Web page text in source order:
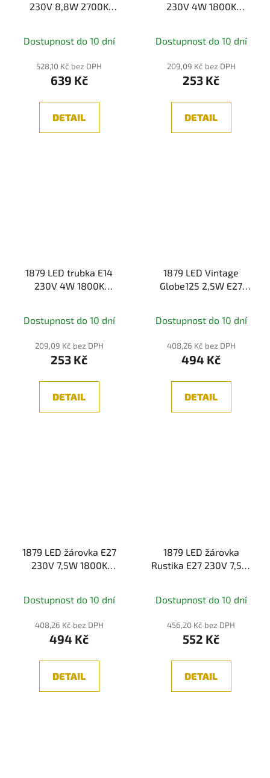
230V 8,8W 2700K
Dostupnost do 10 dní
528,10 Kč bez DPH
639 Kč
DETAIL
230V 4W 1800K
Dostupnost do 10 dní
209,09 Kč bez DPH
253 Kč
DETAIL
1879 LED trubka E14
230V 4W 1800K
Dostupnost do 10 dní
209,09 Kč bez DPH
253 Kč
DETAIL
1879 LED Vintage
Globe125 2,5W E27
Dostupnost do 10 dní
408,26 Kč bez DPH
494 Kč
DETAIL
1879 LED žárovka E27
230V 7,5W 1800K
Dostupnost do 10 dní
408,26 Kč bez DPH
494 Kč
DETAIL
1879 LED žárovka
Rustika E27 230V 7,5W
PAULMANN
Dostupnost do 10 dní
456,20 Kč bez DPH
552 Kč
DETAIL